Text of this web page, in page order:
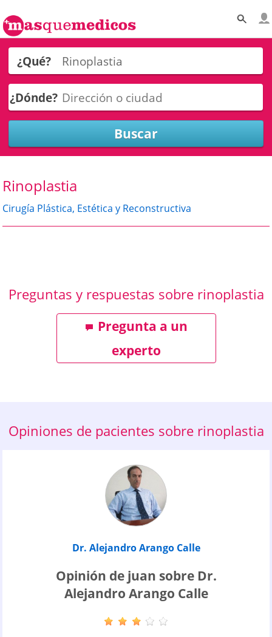
¿Qué?
¿Dónde?
Rinoplastia
Cirugía Plástica, Estética y Reconstructiva
Preguntas y respuestas sobre rinoplastia
Pregunta a un
experto
Opiniones de pacientes sobre rinoplastia
Dr. Alejandro Arango Calle
Opinión de juan sobre Dr.
Alejandro Arango Calle